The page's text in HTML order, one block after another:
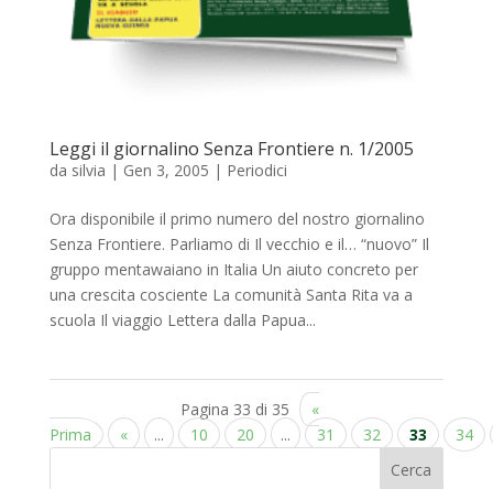
Leggi il giornalino Senza Frontiere n. 1/2005
da silvia | Gen 3, 2005 | Periodici
Ora disponibile il primo numero del nostro giornalino
Senza Frontiere. Parliamo di Il vecchio e il… “nuovo” Il
gruppo mentawaiano in Italia Un aiuto concreto per
una crescita cosciente La comunità Santa Rita va a
scuola Il viaggio Lettera dalla Papua...
Pagina 33 di 35
«
Prima
« ... 10 20 ... 31 32 33
34
Cerca